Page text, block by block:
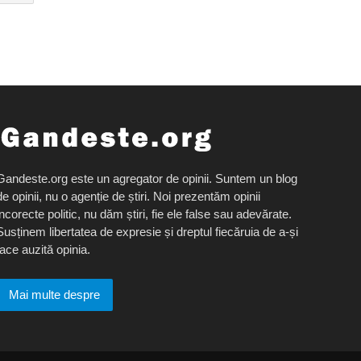
este un agregator de opinii. Suntem un blog
opinii, nu o agenție de știri. Noi prezentăm opinii
politic, nu dăm știri, fie ele false sau adevărate.
libertatea de expresie și dreptul fiecăruia de a-și
auzită opinia.
Mai multe despre